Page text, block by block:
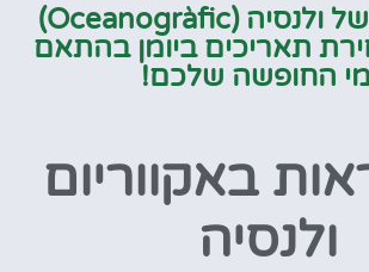
האקווריום של ולנסיה (Oceanogràfic)
תאריכים ביומן בהתאם
החופשה שלכם!
באקווריום
ולנסיה